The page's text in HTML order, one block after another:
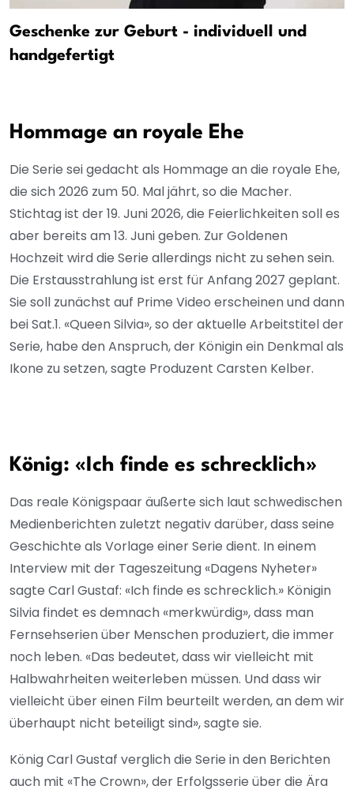
Geschenke zur Geburt - individuell und
handgefertigt
Hommage an royale Ehe
Die Serie sei gedacht als Hommage an die royale Ehe,
die sich 2026 zum 50. Mal jährt, so die Macher.
Stichtag ist der 19. Juni 2026, die Feierlichkeiten soll es
aber bereits am 13. Juni geben. Zur Goldenen
Hochzeit wird die Serie allerdings nicht zu sehen sein.
Die Erstausstrahlung ist erst für Anfang 2027 geplant.
Sie soll zunächst auf Prime Video erscheinen und dann
bei Sat.1. «Queen Silvia», so der aktuelle Arbeitstitel der
Serie, habe den Anspruch, der Königin ein Denkmal als
Ikone zu setzen, sagte Produzent Carsten Kelber.
König: «Ich finde es schrecklich»
Das reale Königspaar äußerte sich laut schwedischen
Medienberichten zuletzt negativ darüber, dass seine
Geschichte als Vorlage einer Serie dient. In einem
Interview mit der Tageszeitung «Dagens Nyheter»
sagte Carl Gustaf: «Ich finde es schrecklich.» Königin
Silvia findet es demnach «merkwürdig», dass man
Fernsehserien über Menschen produziert, die immer
noch leben. «Das bedeutet, dass wir vielleicht mit
Halbwahrheiten weiterleben müssen. Und dass wir
vielleicht über einen Film beurteilt werden, an dem wir
überhaupt nicht beteiligt sind», sagte sie.
König Carl Gustaf verglich die Serie in den Berichten
auch mit «The Crown», der Erfolgsserie über die Ära